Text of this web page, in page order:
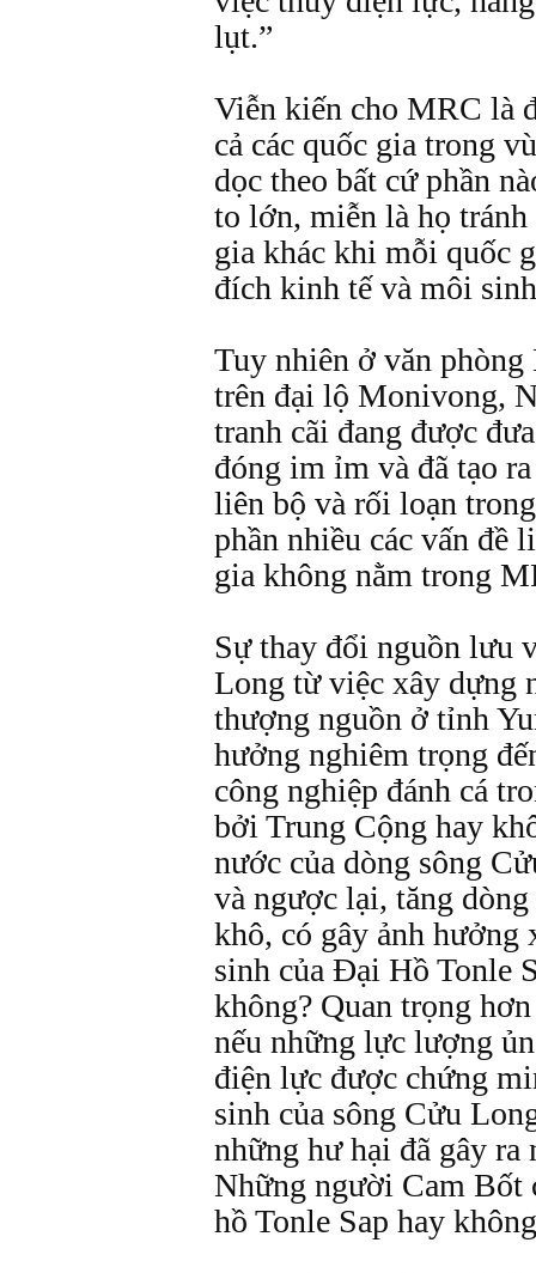
lụt.”
Viễn kiến cho MRC là
cả các quốc gia trong
dọc theo bất cứ phần
to lớn, miễn là họ
gia khác khi mỗi quốc
đích kinh tế và môi
Tuy nhiên ở văn
trên đại lộ Monivong,
tranh cãi đang được
đóng im ỉm và đã tạo
liên bộ và rối loạn
phần nhiều các vấn đề
gia không nằm trong
Sự thay đổi nguồn lưu
Long từ việc xây dựng
thượng nguồn ở tỉnh
hưởng nghiêm trọng
công nghiệp đánh cá
bởi Trung Cộng hay
nước của dòng sông
và ngược lại, tăng
khô, có gây ảnh hưởng
sinh của Ðại Hồ Tonle
không? Quan trọng
nếu những lực lượng
điện lực được chứng
sinh của sông Cửu
những hư hại đã gây ra
Những người Cam Bốt
hồ Tonle Sap hay